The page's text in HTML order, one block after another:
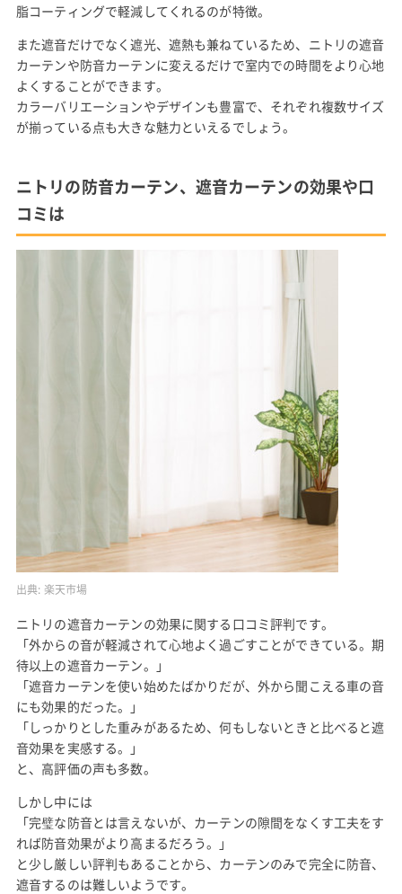
脂コーティングで軽減してくれるのが特徴。
また遮音だけでなく遮光、遮熱も兼ねているため、ニトリの遮音
カーテンや防音カーテンに変えるだけで室内での時間をより心地
よくすることができます。
カラーバリエーションやデザインも豊富で、それぞれ複数サイズ
が揃っている点も大きな魅力といえるでしょう。
ニトリの防音カーテン、遮音カーテンの効果や口
コミは
出典: 楽天市場
ニトリの遮音カーテンの効果に関する口コミ評判です。
「外からの音が軽減されて心地よく過ごすことができている。期
待以上の遮音カーテン。」
「遮音カーテンを使い始めたばかりだが、外から聞こえる車の音
にも効果的だった。」
「しっかりとした重みがあるため、何もしないときと比べると遮
音効果を実感する。」
と、高評価の声も多数。
しかし中には
「完璧な防音とは言えないが、カーテンの隙間をなくす工夫をす
れば防音効果がより高まるだろう。」
と少し厳しい評判もあることから、カーテンのみで完全に防音、
遮音するのは難しいようです。